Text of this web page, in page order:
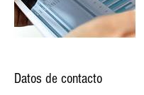
Datos de contacto